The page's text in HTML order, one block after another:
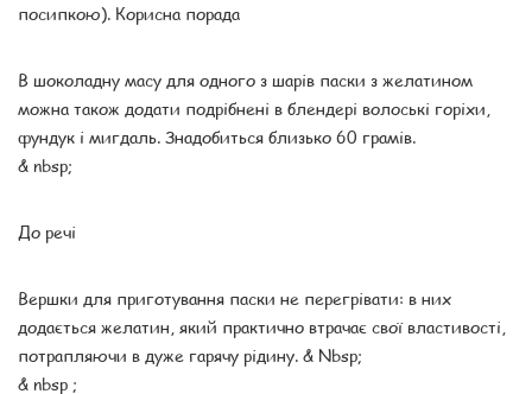
посипкою). Корисна порада
В шоколадну масу для одного з шарів паски з желатином
можна також додати подрібнені в блендері волоські горіхи,
фундук і мигдаль. Знадобиться близько 60 грамів.
& nbsp;
До речі
Вершки для приготування паски не перегрівати: в них
додається желатин, який практично втрачає свої властивості,
потрапляючи в дуже гарячу рідину. & Nbsp;
& nbsp ;